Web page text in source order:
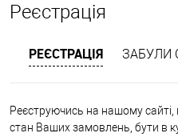
Реєстрація
РЕЄСТРАЦІЯ ЗАБУЛИ
Реєструючись на нашому сайті,
стан Ваших замовлень, бути в